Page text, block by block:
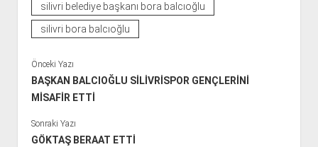
silivri belediye başkanı bora balcıoğlu
silivri bora balcıoğlu
Önceki Yazı
BAŞKAN BALCIOĞLU SİLİVRİSPOR GENÇLERİNİ
MİSAFİR ETTİ
Sonraki Yazı
GÖKTAŞ BERAAT ETTİ